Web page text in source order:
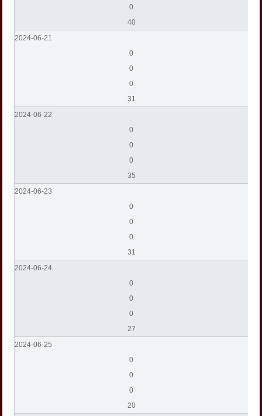
0
40
2024-06-21
0
0
0
31
2024-06-22
0
0
0
35
2024-06-23
0
0
0
31
2024-06-24
0
0
0
27
2024-06-25
0
0
0
20